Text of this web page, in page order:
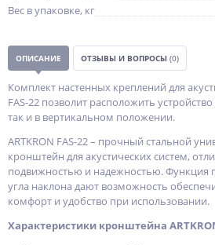
Вес в упаковке, кг
ОПИСАНИЕ ОТЗЫВЫ И ВОПРОСЫ (0)
Комплект настенных креплений для
FAS-22 позволит расположить
так и в вертикальном положении.
ARTKRON FAS-22 – прочный стальной
кронштейн для акустических систем,
подвижностью и надежностью. Функция
угла наклона дают возможность
комфорт и удобство при использовании.
Характеристики кронштейна